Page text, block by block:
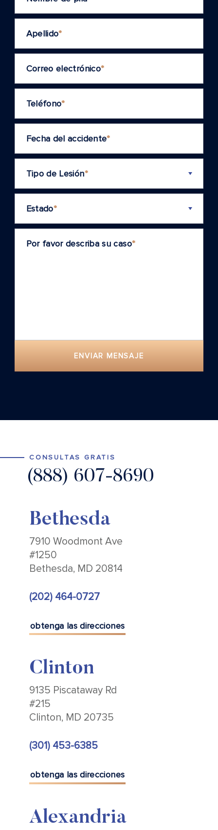
Apellido*
Correo electrónico*
Teléfono*
Fecha del accidente*
Tipo de Lesión*
Estado*
Por favor describa su caso*
ENVIAR MENSAJE
CONSULTAS GRATIS
(888) 607-8690
Bethesda
7910 Woodmont Ave
#1250
Bethesda, MD 20814
(202) 464-0727
obtenga las direcciones
Clinton
9135 Piscataway Rd
#215
Clinton, MD 20735
(301) 453-6385
obtenga las direcciones
Alexandria